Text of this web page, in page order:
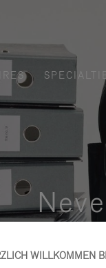
und elegante
WILLKOMMEN